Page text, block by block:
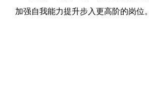
加强自我能力提升步入更高阶的岗位。